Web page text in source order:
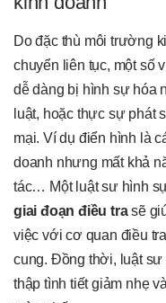
Do đặc thù môi trường
chuyển liên tục, một số
dễ dàng bị hình sự hóa
luật, hoặc thực sự phát
mại. Ví dụ điển hình là
doanh nhưng mất khả
tác… Một luật sư hình
giai đoạn điều trasẽ
việc với cơ quan điều
cung. Đồng thời, luật
thập tình tiết giảm nhẹ